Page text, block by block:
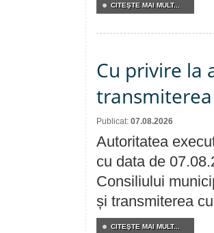
CITEŞTE MAI MULT...
Cu privire la
Publicat: 07.08.2026
Autoritatea
cu data de
Consiliului
și transmiterea
CITEŞTE MAI MULT...